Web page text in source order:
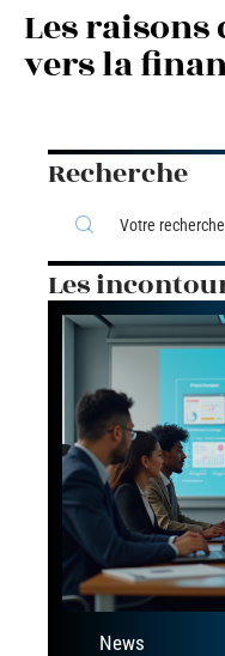
Les raisons
vers la
Recherche
Les
News